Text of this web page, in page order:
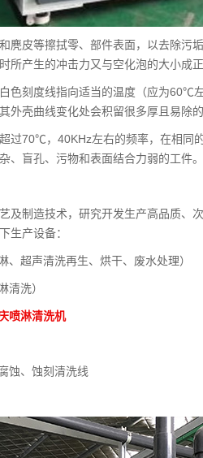
麂皮等擦拭零、部件表面，以去除污
所产生的冲击力又与空化泡的大小成
色刻度线指向适当的温度（应为60℃
外壳曲线变化处会积留很多厚且易除
过70℃，40KHz左右的频率，在相同
、盲孔、污物和表面结合力弱的工件。
及制造技术，研究开发生产高品质、
生产设备：
超声清洗再生、烘干、废水处理）
清洗）
喷淋清洗机
蚀、蚀刻清洗线